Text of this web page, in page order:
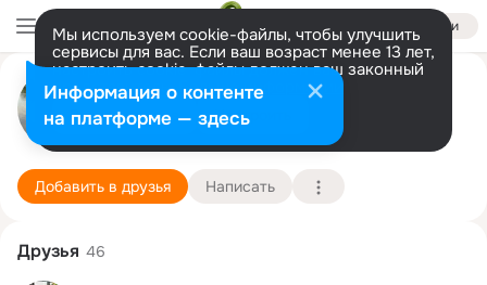
Войти
Мы используем cookie-файлы, чтобы улучшить
сервисы для вас. Если ваш возраст менее 13 лет,
настроить cookie-файлы должен ваш законный
представитель. Больше информации
Разрешить все Настроить
Ирина Крайнова
Москва 22 ноября (40 лет)
Подробнее
Добавить в друзья Написать
Друзья 46
Информация о контенте
на платформе — здесь